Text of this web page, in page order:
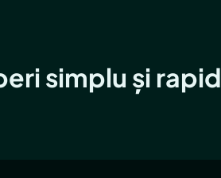
simplu și rapid